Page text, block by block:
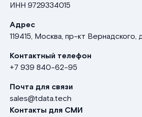
ИНН 9729334015
Адрес
119415, Москва, пр-кт Вернадского,
Контактный телефон
+7 939 840-62-95
Почта для связи
sales@tdata.tech
Контакты для СМИ